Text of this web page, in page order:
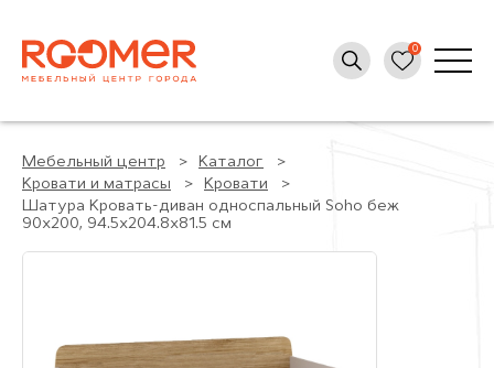
Мебельный центр
Каталог
Кровати и матрасы
Кровати
Шатура Кровать-диван односпальный Soho беж
90х200, 94.5x204.8x81.5 см